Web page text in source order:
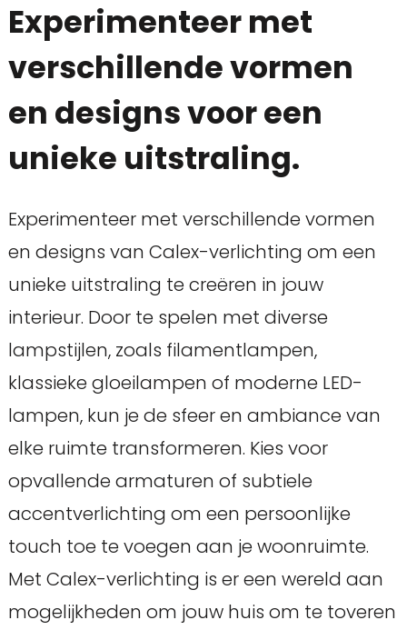
Experimenteer met
verschillende vormen
en designs voor een
unieke uitstraling.
Experimenteer met verschillende vormen
en designs van Calex-verlichting om een
unieke uitstraling te creëren in jouw
interieur. Door te spelen met diverse
lampstijlen, zoals filamentlampen,
klassieke gloeilampen of moderne LED-
lampen, kun je de sfeer en ambiance van
elke ruimte transformeren. Kies voor
opvallende armaturen of subtiele
accentverlichting om een persoonlijke
touch toe te voegen aan je woonruimte.
Met Calex-verlichting is er een wereld aan
mogelijkheden om jouw huis om te toveren